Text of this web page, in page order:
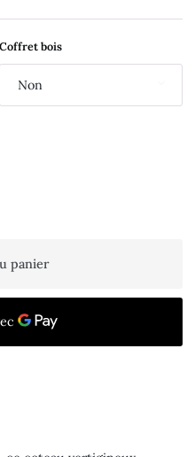
Coffret bois
Non
panier